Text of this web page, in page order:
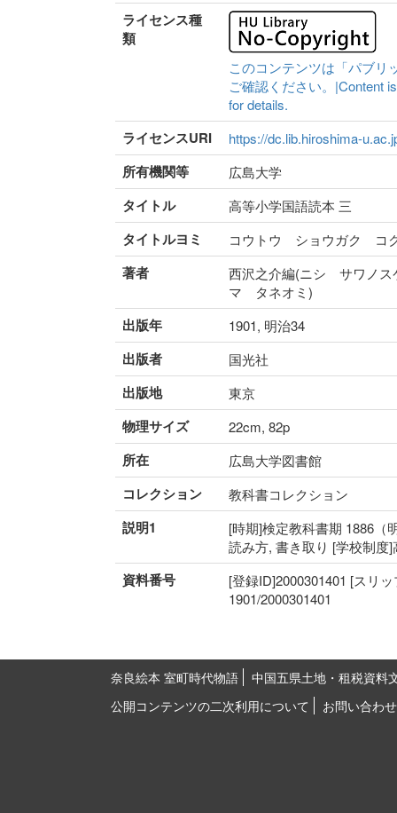
ライセンス種
類
このコンテンツは「パブリ
ご確認ください。|Content
for details.
ライセンスURI https://dc.lib.hiroshima-
所有機関等 広島大学
タイトル 高等小学国語読本 三
タイトルヨミ コウトウ ショウガク コ
著者
西沢之介編(ニシ サワノス
マ タネオミ)
出版年 1901, 明治34
出版者 国光社
出版地 東京
物理サイズ 22cm, 82p
所在 広島大学図書館
コレクション 教科書コレクション
説明1
[時期]検定教科書期 1886（
読み方, 書き取り [学校制度
資料番号
[登録ID]2000301401 [スリ
1901/2000301401
奈良絵本 室町時代物語
中国五県土地・租税資料
公開コンテンツの二次利用について
お問い合わせ